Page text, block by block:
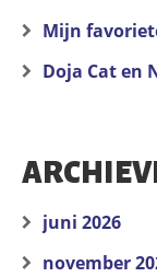
Mijn
Doja Cat en
juni 2026
november